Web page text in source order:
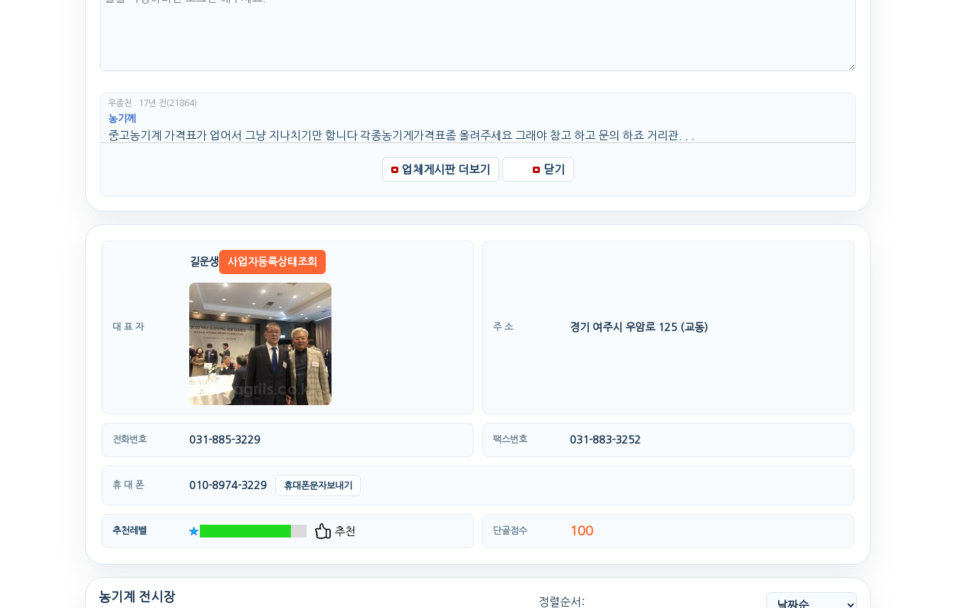
우종천 . 17년 전(21864)
농기께
중고농기계 가격표가 업어서 그냥 지나치기만 함니다 각종농기게가격표좀 올려주세요 그래야 참고 하고 문의 하죠 거리관. . .
업체게시판 더보기 닫기
대 표 자
길운생 사업자등록상태조회
주 소 경기 여주시 우암로 125 (교동)
전화번호 031-885-3229 팩스번호 031-883-3252
휴 대 폰 010-8974-3229 휴대폰문자보내기
추천레벨 추천 단골점수 100
농기계 전시장 정렬순서: